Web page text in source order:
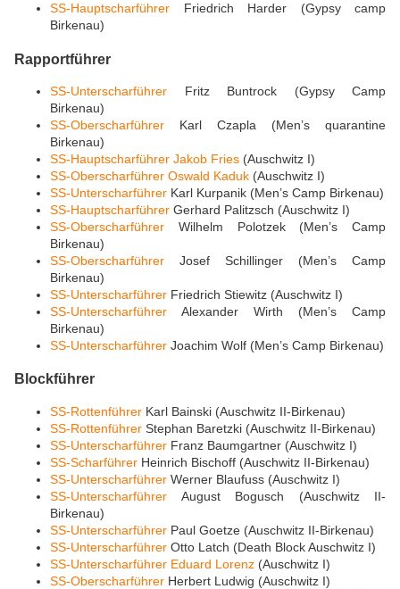
SS-Hauptscharführer Friedrich Harder (Gypsy camp
Birkenau)
Rapportführer
SS-Unterscharführer Fritz Buntrock (Gypsy Camp
Birkenau)
SS-Oberscharführer Karl Czapla (Men’s quarantine
Birkenau)
SS-Hauptscharführer Jakob Fries (Auschwitz I)
SS-Oberscharführer Oswald Kaduk (Auschwitz I)
SS-Unterscharführer Karl Kurpanik (Men’s Camp Birkenau)
SS-Hauptscharführer Gerhard Palitzsch (Auschwitz I)
SS-Oberscharführer Wilhelm Polotzek (Men’s Camp
Birkenau)
SS-Oberscharführer Josef Schillinger (Men’s Camp
Birkenau)
SS-Unterscharführer Friedrich Stiewitz (Auschwitz I)
SS-Unterscharführer Alexander Wirth (Men’s Camp
Birkenau)
SS-Unterscharführer Joachim Wolf (Men’s Camp Birkenau)
Blockführer
SS-Rottenführer Karl Bainski (Auschwitz II-Birkenau)
SS-Rottenführer Stephan Baretzki (Auschwitz II-Birkenau)
SS-Unterscharführer Franz Baumgartner (Auschwitz I)
SS-Scharführer Heinrich Bischoff (Auschwitz II-Birkenau)
SS-Unterscharführer Werner Blaufuss (Auschwitz I)
SS-Unterscharführer August Bogusch (Auschwitz II-
Birkenau)
SS-Unterscharführer Paul Goetze (Auschwitz II-Birkenau)
SS-Unterscharführer Otto Latch (Death Block Auschwitz I)
SS-Unterscharführer Eduard Lorenz (Auschwitz I)
SS-Oberscharführer Herbert Ludwig (Auschwitz I)